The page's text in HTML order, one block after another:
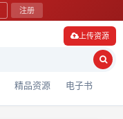
注册
精品资源 电子书
上传资源